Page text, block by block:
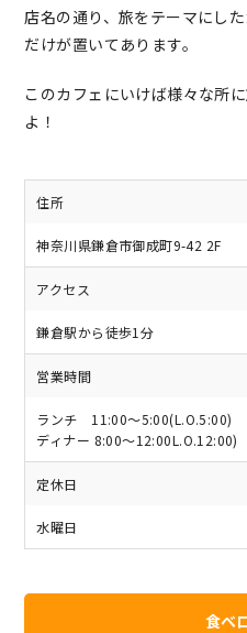
店名の通り、旅をテーマにし
だけが置いてあります。
このカフェにいけば様々な所
よ！
住所
神奈川県鎌倉市御成町9-42 2F
アクセス
鎌倉駅から徒歩1分
営業時間
ランチ 11:00～5:00(L.O.5:00)
ディナー 8:00～12:00L.O.12:00)
定休日
水曜日
食べ